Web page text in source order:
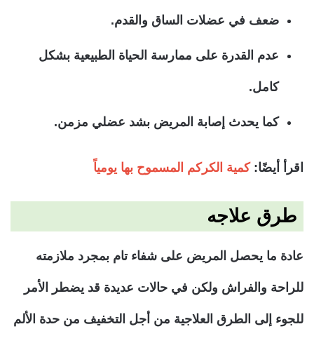
ضعف في عضلات الساق والقدم.
عدم القدرة على ممارسة الحياة الطبيعية بشكل
كامل.
كما يحدث إصابة المريض بشد عضلي مزمن.
اقرأ أيضًا: كمية الكركم المسموح بها يومياً
طرق علاجه
عادة ما يحصل المريض على شفاء تام بمجرد ملازمته
للراحة والفراش ولكن في حالات عديدة قد يضطر الأمر
للجوء إلى الطرق العلاجية من أجل التخفيف من حدة الألم